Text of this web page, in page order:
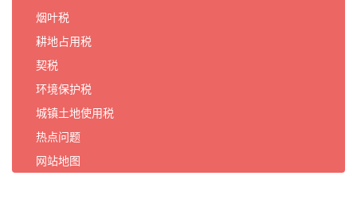
烟叶税
耕地占用税
契税
环境保护税
城镇土地使用税
热点问题
网站地图